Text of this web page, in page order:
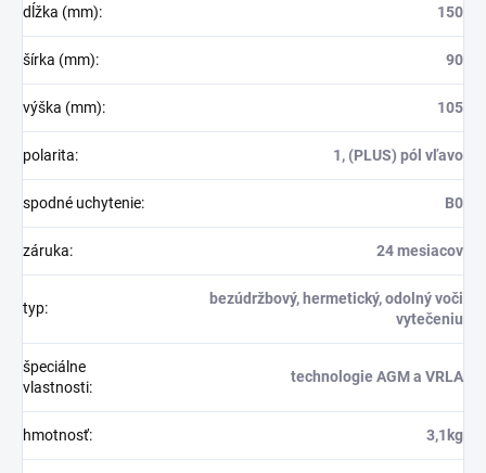
dĺžka (mm): 150
šírka (mm): 90
výška (mm): 105
polarita: 1, (PLUS) pól vľavo
spodné uchytenie: B0
záruka: 24 mesiacov
typ:
bezúdržbový, hermetický, odolný voči
vytečeniu
špeciálne
vlastnosti:
technologie AGM a VRLA
hmotnosť: 3,1kg